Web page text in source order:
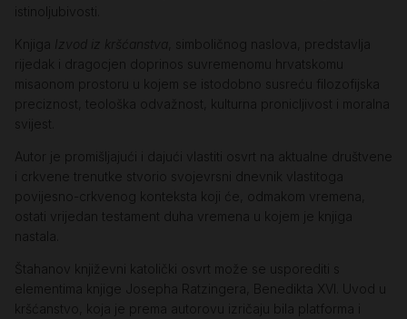
istinoljubivosti.
Knjiga Izvod iz kršćanstva , simboličnog naslova, predstavlja
rijedak i dragocjen doprinos suvremenomu hrvatskomu
misaonom prostoru u kojem se istodobno susreću filozofijska
preciznost, teološka odvažnost, kulturna pronicljivost i moralna
svijest.
Autor je promišljajući i dajući vlastiti osvrt na aktualne društvene
i crkvene trenutke stvorio svojevrsni dnevnik vlastitoga
povijesno-crkvenog konteksta koji će, odmakom vremena,
ostati vrijedan testament duha vremena u kojem je knjiga
nastala.
Štahanov književni katolički osvrt može se usporediti s
elementima knjige Josepha Ratzingera, Benedikta XVI. Uvod u
kršćanstvo, koja je prema autorovu izričaju bila platforma i